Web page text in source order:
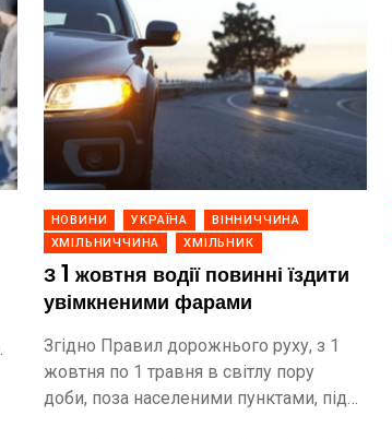
НОВИНИ УКРАЇНА
ВІННИЧЧИНА
ХМІЛЬНИЧЧИНА
ХМІЛЬНИК
З 1 жовтня водії повинні їздити
увімкненими фарами
Згідно Правил дорожнього руху, з 1
жовтня по 1 травня в світлу пору
доби, поза населеними пунктами, під